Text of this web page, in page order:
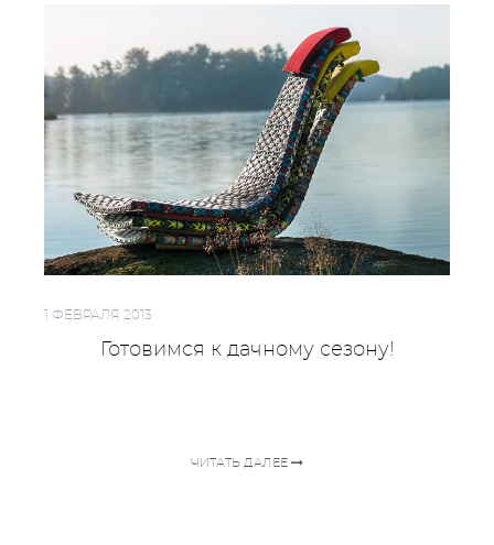
1 ФЕВРАЛЯ 2013
Готовимся к дачному сезону!
ЧИТАТЬ ДАЛЕЕ